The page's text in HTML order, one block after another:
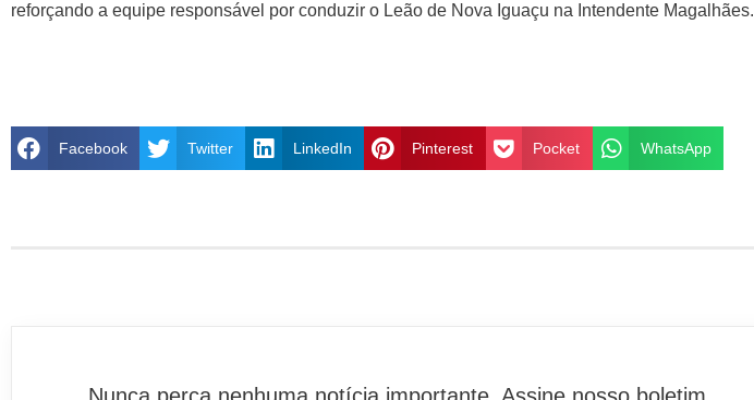
reforçando a equipe responsável por conduzir o Leão de Nova Iguaçu na Intendente Magalhães.
Facebook Twitter LinkedIn Pinterest Pocket WhatsApp